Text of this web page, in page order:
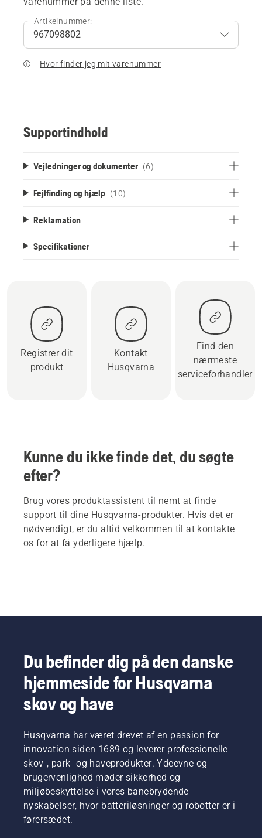
Artikelnummer:
Hvor finder jeg mit varenummer
Supportindhold
Vejledninger og dokumenter (6)
Fejlfinding og hjælp (10)
Reklamation
Specifikationer
Registrer dit
produkt
Kontakt
Husqvarna
Find den
nærmeste
serviceforhandler
Kunne du ikke finde det, du søgte
efter?
Brug vores produktassistent til nemt at finde
support til dine Husqvarna-produkter. Hvis det er
nødvendigt, er du altid velkommen til at kontakte
os for at få yderligere hjælp.
Du befinder dig på den danske
hjemmeside for Husqvarna
skov og have
Husqvarna har været drevet af en passion for
innovation siden 1689 og leverer professionelle
skov-, park- og haveprodukter. Ydeevne og
brugervenlighed møder sikkerhed og
miljøbeskyttelse i vores banebrydende
nyskabelser, hvor batteriløsninger og robotter er i
førersædet.